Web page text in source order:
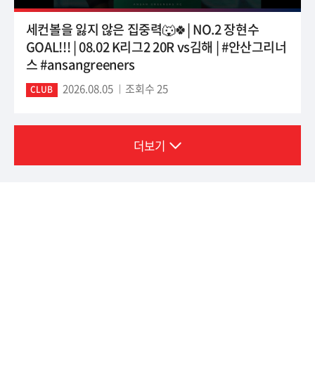
세컨볼을 잃지 않은 집중력🐺🍀| NO.2 장현수
GOAL!!! | 08.02 K리그2 20R vs김해 | #안산그리너
스 #ansangreeners
CLUB 2026.08.05 조회수 25
더보기